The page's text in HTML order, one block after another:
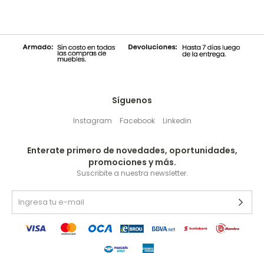
Síguenos
Instagram Facebook Linkedin
Enterate primero de novedades, oportunidades,
promociones y más.
Suscribite a nuestra newsletter.